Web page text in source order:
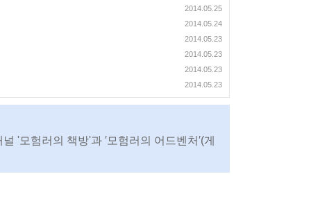
2014.05.25
2014.05.24
2014.05.23
2014.05.23
2014.05.23
2014.05.23
'모험러의 책방'과 ′모험러의 어드벤처′(게